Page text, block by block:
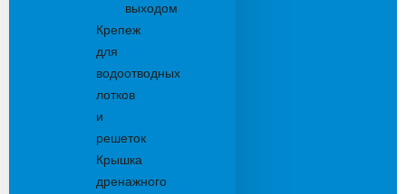
выходом
Крепеж
для
водоотводных
лотков
и
решеток
Крышка
дренажного